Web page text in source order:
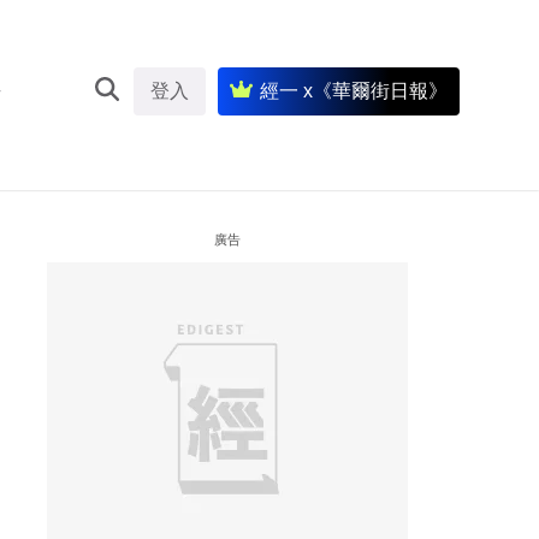
登入 經一 x《華爾街日報》
廣告